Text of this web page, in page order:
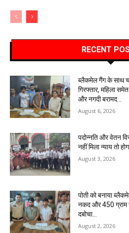
RECENT
ब्लैकमेल गैंग के साथ
गिरफ्तार, महिला
और नगदी बरामद…
August 6, 2026
पदोन्नति और वेतन
नहीं मिला न्याय तो
August 3, 2026
पोती को बनाया
नकद और 450 ग्राम
दबोचा…
August 2, 2026